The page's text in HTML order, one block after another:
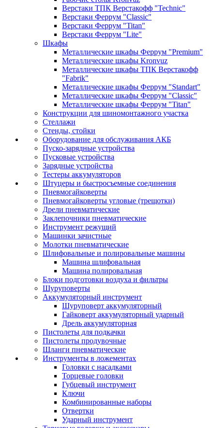
Верстаки ТПК Верстакофф "Technic"
Верстаки Феррум "Classic"
Верстаки Феррум "Titan"
Верстаки Феррум "Lite"
Шкафы
Металлические шкафы Феррум "Premium"
Металлические шкафы Kronvuz
Металлические шкафы ТПК Верстакофф
"Fabrik"
Металлические шкафы Феррум "Standart"
Металлические шкафы Феррум "Classic"
Металлические шкафы Феррум "Titan"
Конструкции для шиномонтажного участка
Стеллажи
Стенды, стойки
Оборудование для обслуживания АКБ
Пуско-зарядные устройства
Пусковые устройства
Зарядные устройства
Тестеры аккумуляторов
Штуцеры и быстросъемные соединения
Пневмогайковерты
Пневмогайковерты угловые (трещотки)
Дрели пневматические
Заклепочники пневматические
Инструмент режущий
Машинки зачистные
Молотки пневматические
Шлифовальные и полировальные машины
Машина шлифовальная
Машина полировальная
Блоки подготовки воздуха и фильтры
Шуруповерты
Аккумуляторный инструмент
Шуруповерт аккумуляторный
Гайковерт аккумуляторный ударный
Дрель аккумуляторная
Пистолеты для подкачки
Пистолеты продувочные
Шланги пневматические
Инструменты в ложементах
Головки с насадками
Торцевые головки
Губцевый инструмент
Ключи
Комбинированные наборы
Отвертки
Ударный инструмент